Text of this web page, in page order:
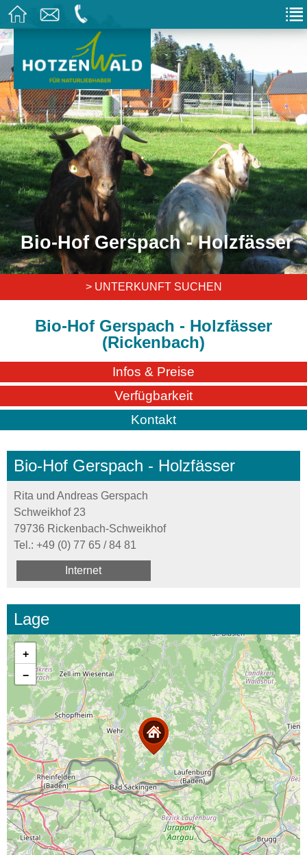
Bio-Hof Gerspach - Holzfässer
> UNTERKUNFT SUCHEN
Bio-Hof Gerspach - Holzfässer
(Rickenbach)
Infos & Preise
Verfügbarkeit
Kontakt
Bio-Hof Gerspach - Holzfässer
Rita und Andreas Gerspach
Schweikhof 23
79736 Rickenbach-Schweikhof
Tel.: +49 (0) 77 65 / 84 81
Internet
Lage
+
−